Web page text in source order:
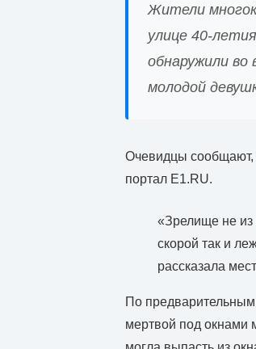
Жители
улице 40-
обнаружили
молодой
Очевидцы сообщают,
портал E1.RU.
«Зрелище не из
скорой так и
рассказала
По
мертвой под окнами